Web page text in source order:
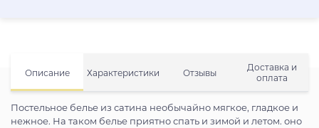
Описание Характеристики Отзывы
Доставка и
оплата
Постельное белье из сатина необычайно мягкое, гладкое и
нежное. На таком белье приятно спать и зимой и летом. оно